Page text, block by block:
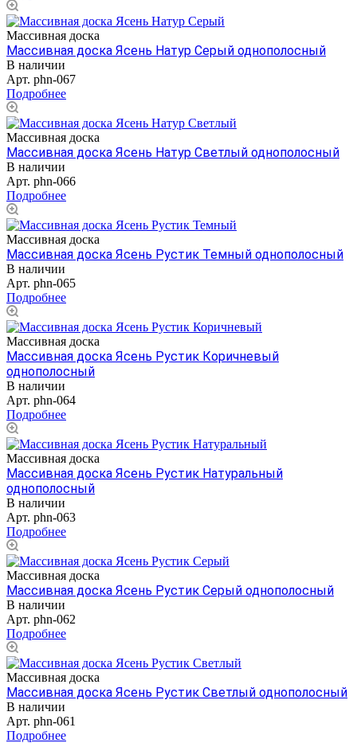
Массивная доска
Массивная доска Ясень Натур Серый однополосный
В наличии
Арт. phn-067
Подробнее
Массивная доска
Массивная доска Ясень Натур Светлый однополосный
В наличии
Арт. phn-066
Подробнее
Массивная доска
Массивная доска Ясень Рустик Темный однополосный
В наличии
Арт. phn-065
Подробнее
Массивная доска
Массивная доска Ясень Рустик Коричневый
однополосный
В наличии
Арт. phn-064
Подробнее
Массивная доска
Массивная доска Ясень Рустик Натуральный
однополосный
В наличии
Арт. phn-063
Подробнее
Массивная доска
Массивная доска Ясень Рустик Серый однополосный
В наличии
Арт. phn-062
Подробнее
Массивная доска
Массивная доска Ясень Рустик Светлый однополосный
В наличии
Арт. phn-061
Подробнее